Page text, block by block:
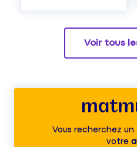
Voir tous
Vous recherchez un
votre